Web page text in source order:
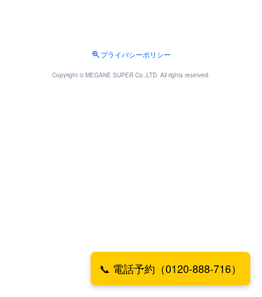
プライバシーポリシー
Copyright © MEGANE SUPER Co.,LTD. All rights reserved.
📞 電話予約（0120-888-716）